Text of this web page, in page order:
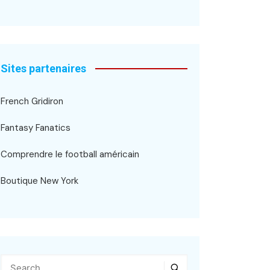
Sites partenaires
French Gridiron
Fantasy Fanatics
Comprendre le football américain
Boutique New York